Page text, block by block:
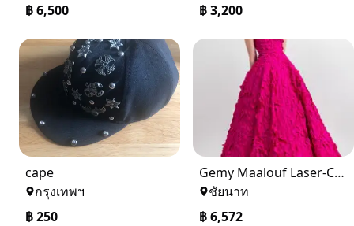
฿6,500
฿3,200
cape
กรุงเทพฯ
฿250
Gemy Maalouf Laser-Cut Strapless Gown
ชัยนาท
฿6,572